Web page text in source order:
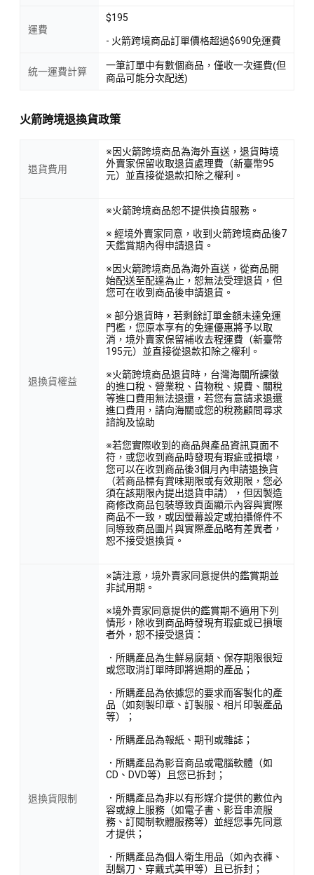
運費
$195
- 火箭跨境商品訂單價格超過$690免運費
統一運費計算
一筆訂單中有數個商品，僅收一次運費(但
商品可能分次配送)
火箭跨境退換貨政策
退貨費用
※因火箭跨境商品為海外直送，退貨時境
外賣家保留收取退貨處理費（新臺幣95
元）並直接從退款扣除之權利。
退換貨權益
※火箭跨境商品恕不提供換貨服務。
※ 經境外賣家同意，收到火箭跨境商品後7
天鑑賞期內得申請退貨。
※因火箭跨境商品為海外直送，從商品開
始配送至配達為止，恕無法受理退貨，但
您可在收到商品後申請退貨。
※ 部分退貨時，若剩餘訂單金額未達免運
門檻，您原本享有的免運優惠將予以取
消，境外賣家保留補收去程運費（新臺幣
195元）並直接從退款扣除之權利。
※火箭跨境商品退貨時，台灣海關所課徵
的進口稅、營業稅、貨物稅、規費、關稅
等進口費用無法退還，若您有意請求退還
進口費用，請向海關或您的稅務顧問尋求
諮詢及協助
※若您實際收到的商品與產品資訊頁面不
符，或您收到商品時發現有瑕疵或損壞，
您可以在收到商品後3個月內申請退換貨
（若商品標有賞味期限或有效期限，您必
須在該期限內提出退貨申請），但因製造
商修改商品包裝導致頁面顯示內容與實際
商品不一致，或因螢幕設定或拍攝條件不
同導致商品圖片與實際產品略有差異者，
恕不接受退換貨。
退換貨限制
※請注意，境外賣家同意提供的鑑賞期並
非試用期。
※境外賣家同意提供的鑑賞期不適用下列
情形，除收到商品時發現有瑕疵或已損壞
者外，恕不接受退貨：
．所購產品為生鮮易腐類、保存期限很短
或您取消訂單時即將過期的產品；
．所購產品為依據您的要求而客製化的產
品（如刻製印章、訂製服、相片印製產品
等）；
．所購產品為報紙、期刊或雜誌；
．所購產品為影音商品或電腦軟體（如
CD、DVD等）且您已拆封；
．所購產品為非以有形媒介提供的數位內
容或線上服務（如電子書、影音串流服
務、訂閱制軟體服務等）並經您事先同意
才提供；
．所購產品為個人衛生用品（如內衣褲、
刮鬍刀、穿戴式美甲等）且已拆封；